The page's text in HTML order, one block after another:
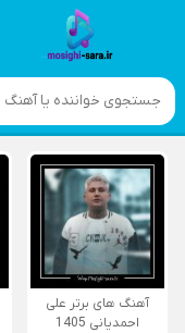
آهنگ های برتر علی
احمدیانی 1405